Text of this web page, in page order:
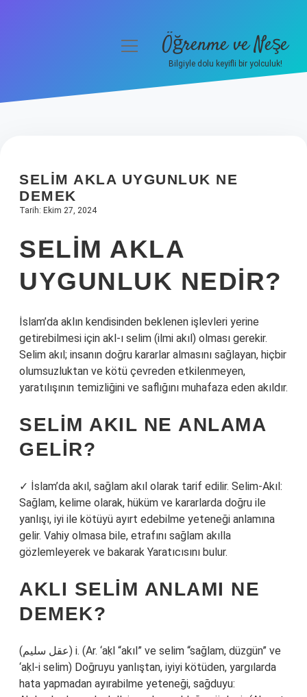
Hakkımızda
menüyüÖğrenme ve Neşe
Bilgiyle dolu keyifli bir yolculuk!
SELIM AKLA UYGUNLUK NE
DEMEK
Tarih: Ekim 27, 2024
SELIM AKLA
UYGUNLUK NEDIR?
İslam’da aklın kendisinden beklenen işlevleri yerine
getirebilmesi için akl-ı selim (ilmi akıl) olması gerekir.
Selim akıl; insanın doğru kararlar almasını sağlayan, hiçbir
olumsuzluktan ve kötü çevreden etkilenmeyen,
yaratılışının temizliğini ve saflığını muhafaza eden akıldır.
SELIM AKIL NE ANLAMA
GELIR?
✓ İslam’da akıl, sağlam akıl olarak tarif edilir. Selim-Akıl:
Sağlam, kelime olarak, hüküm ve kararlarda doğru ile
yanlışı, iyi ile kötüyü ayırt edebilme yeteneği anlamına
gelir. Vahiy olmasa bile, etrafını sağlam akılla
gözlemleyerek ve bakarak Yaratıcısını bulur.
AKLI SELIM ANLAMI NE
DEMEK?
(ﻋﻘﻞ ﺳﻠﻴﻢ) i. (Ar. ‘aḳl “akıl” ve selіm “sağlam, düzgün” ve
‘aḳl-i selіm) Doğruyu yanlıştan, iyiyi kötüden, yargılarda
hata yapmadan ayırabilme yeteneği, sağduyu: